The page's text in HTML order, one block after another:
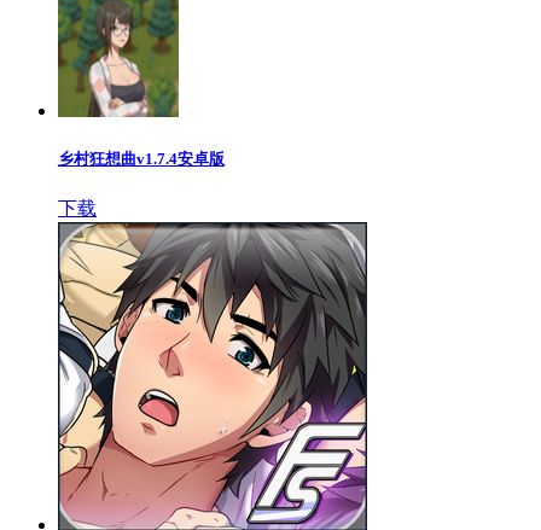
乡村狂想曲v1.7.4安卓版
下载